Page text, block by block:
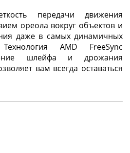
передачи движения
ореола вокруг объектов и
даже в самых динамичных
AMD FreeSync
шлейфа и дрожания
вам всегда оставаться